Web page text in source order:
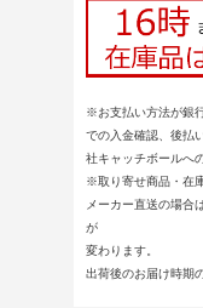
※お支払い方法が銀
での入金確認、後払
社キャッチボールへ
※取り寄せ商品・在
メーカー直送の場合
が
変わります。
出荷後のお届け時期